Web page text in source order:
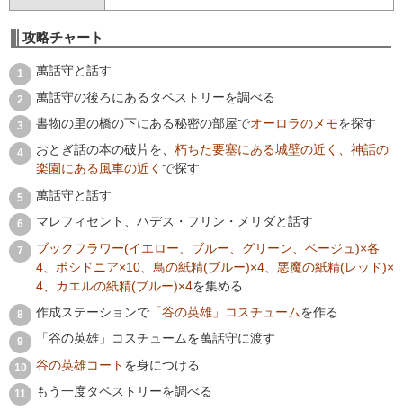
攻略チャート
萬話守と話す
萬話守の後ろにあるタペストリーを調べる
書物の里の橋の下にある秘密の部屋でオーロラのメモを探す
おとぎ話の本の破片を、 朽ちた要塞にある城壁の近く、神話の
楽園にある風車の近く で探す
萬話守と話す
マレフィセント、ハデス・フリン・メリダと話す
ブックフラワー(イエロー、ブルー、グリーン、ベージュ)×各
4、ポシドニア×10、鳥の紙精(ブルー)×4、悪魔の紙精(レッド)×
4、カエルの紙精(ブルー)×4を集める
作成ステーションで 「谷の英雄」コスチュームを作る
「谷の英雄」コスチュームを萬話守に渡す
谷の英雄コート を身につける
もう一度タペストリーを調べる